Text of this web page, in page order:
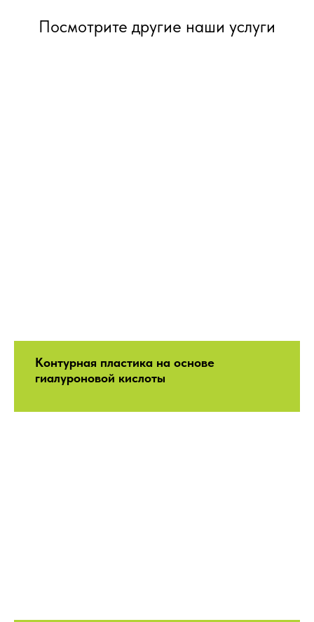
Посмотрите другие наши услуги
Контурная пластика на основе
гиалуроновой кислоты